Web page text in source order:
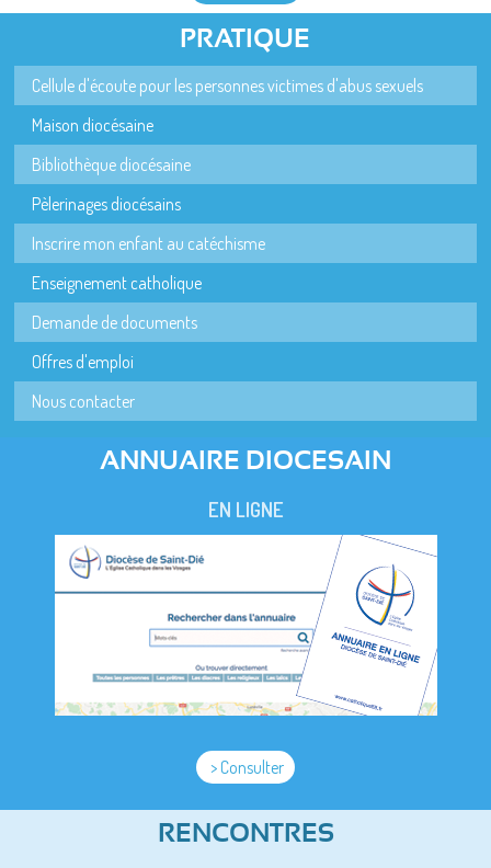
PRATIQUE
Cellule d'écoute pour les personnes victimes d'abus sexuels
Maison diocésaine
Bibliothèque diocésaine
Pèlerinages diocésains
Inscrire mon enfant au catéchisme
Enseignement catholique
Demande de documents
Offres d'emploi
Nous contacter
ANNUAIRE DIOCESAIN
EN LIGNE
> Consulter
RENCONTRES